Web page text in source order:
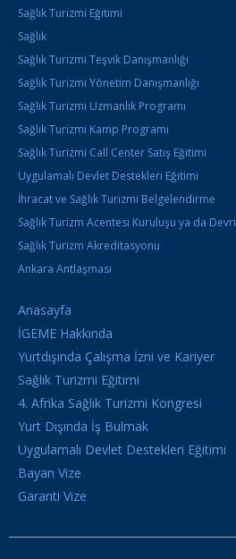
Sağlık Turizmi Eğitimi
Sağlık
Sağlık Turizmi Teşvik Danışmanlığı
Sağlık Turizmi Yönetim Danışmanlığı
Sağlık Turizmi Uzmanlık Programı
Sağlık Turizmi Kamp Programı
Sağlık Turizmi Call Center Satış Eğitimi
Uygulamalı Devlet Destekleri Eğitimi
İhracat ve Sağlık Turizmi Belgelendirme
Sağlık Turizm Acentesi Kuruluşu ya da Devri
Sağlık Turizm Akreditasyonu
Ankara Antlaşması
Anasayfa
İGEME Hakkında
Yurtdışında Çalışma İzni ve Kariyer
Sağlık Turizmi Eğitimi
4. Afrika Sağlık Turizmi Kongresi
Yurt Dışında İş Bulmak
Uygulamalı Devlet Destekleri Eğitimi
Bayan Vize
Garanti Vize